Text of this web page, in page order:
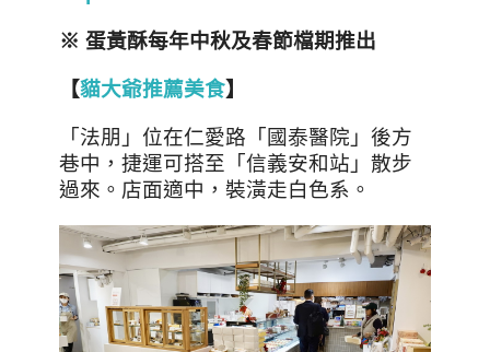
※ 蛋黃酥每年中秋及春節檔期推出
【貓大爺推薦美食】
「法朋」位在仁愛路「國泰醫院」後方
巷中，捷運可搭至「信義安和站」散步
過來。店面適中，裝潢走白色系。